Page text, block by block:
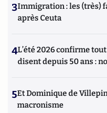
3Immigration : les (très)
après Ceuta
4L’été 2026 confirme
disent depuis 50 ans :
5Et Dominique de
macronisme